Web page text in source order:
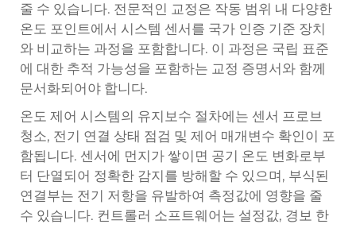
줄 수 있습니다. 전문적인 교정은 작동 범위 내 다양한
온도 포인트에서 시스템 센서를 국가 인증 기준 장치
와 비교하는 과정을 포함합니다. 이 과정은 국립 표준
에 대한 추적 가능성을 포함하는 교정 증명서와 함께
문서화되어야 합니다.
온도 제어 시스템의 유지보수 절차에는 센서 프로브
청소, 전기 연결 상태 점검 및 제어 매개변수 확인이 포
함됩니다. 센서에 먼지가 쌓이면 공기 온도 변화로부
터 단열되어 정확한 감지를 방해할 수 있으며, 부식된
연결부는 전기 저항을 유발하여 측정값에 영향을 줄
수 있습니다. 컨트롤러 소프트웨어는 설정값, 경보 한